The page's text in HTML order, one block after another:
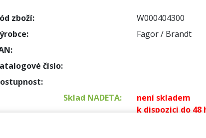
zboží:
W000404300
Fagor / Brandt
číslo:
Sklad NADETA:
není skladem
k dispozici do 48